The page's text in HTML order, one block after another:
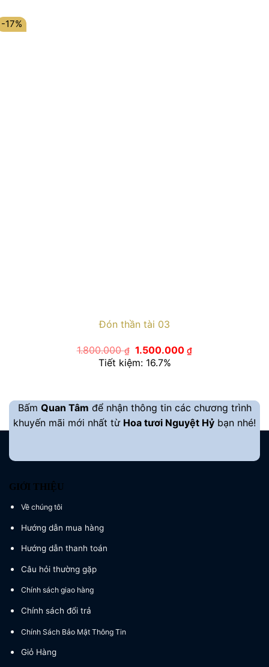
-17%
Đón thần tài 03
1.800.000₫ Giá
gốc
là:
1.500.000₫Giá
Tiết kiệm: 16.7%
Bấm Quan Tâm để nhận thông tin các chương trình
khuyến mãi mới nhất từ Hoa tươi Nguyệt Hỷ bạn nhé!
GIỚI THIỆU
Về chúng tôi
Hướng dẫn mua hàng
Hướng dẫn thanh toán
Câu hỏi thường gặp
Chính sách giao hàng
Chính sách đổi trả
Chính Sách Bảo Mật Thông Tin
Giỏ Hàng